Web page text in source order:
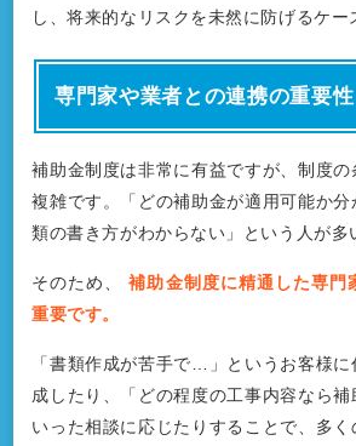
し、将来的なリスクを未然に防げるケー
専門家や業者との連携の重要性
補助金制度は非常に有益ですが、制度
複雑です。「どの補助金が適用可能か
類の書き方がわからない」という人が多
そのため、補助金制度に精通した専門
重要です。
「書類作成が苦手で…」というお客様
成したり、「どの程度の工事内容なら補
いった相談に応じたりすることで、多